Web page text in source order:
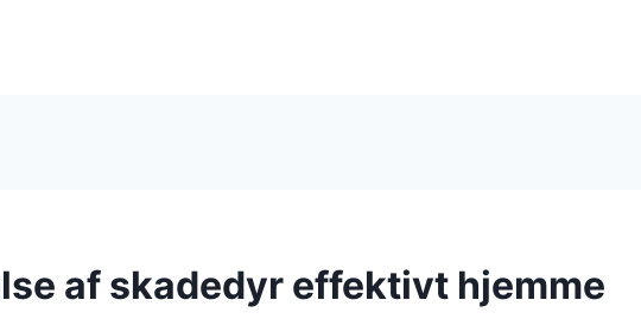
af skadedyr effektivt hjemme